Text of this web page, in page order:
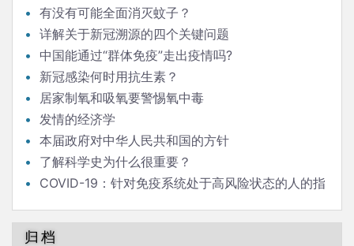
有没有可能全面消灭蚊子？
详解关于新冠溯源的四个关键问题
中国能通过“群体免疫”走出疫情吗?
新冠感染何时用抗生素？
居家制氧和吸氧要警惕氧中毒
发情的经济学
本届政府对中华人民共和国的方针
了解科学史为什么很重要？
COVID-19：针对免疫系统处于高风险状态的人的指
归档